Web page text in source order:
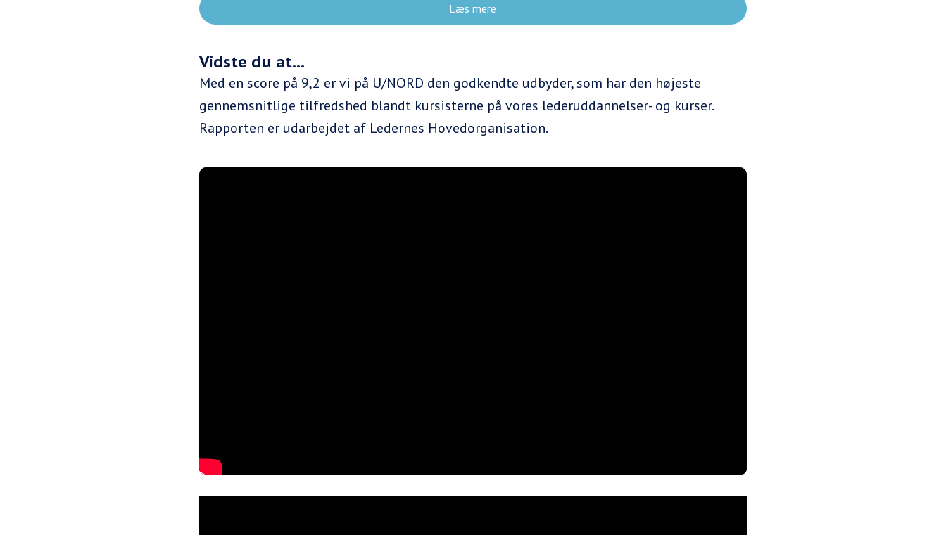
Læs mere
Vidste du at...
Med en score på 9,2 er vi på U/NORD den godkendte udbyder, som har den højeste
gennemsnitlige tilfredshed blandt kursisterne på vores lederuddannelser- og kurser.
Rapporten er udarbejdet af Ledernes Hovedorganisation.